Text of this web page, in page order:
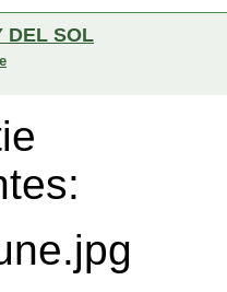
DEL SOL